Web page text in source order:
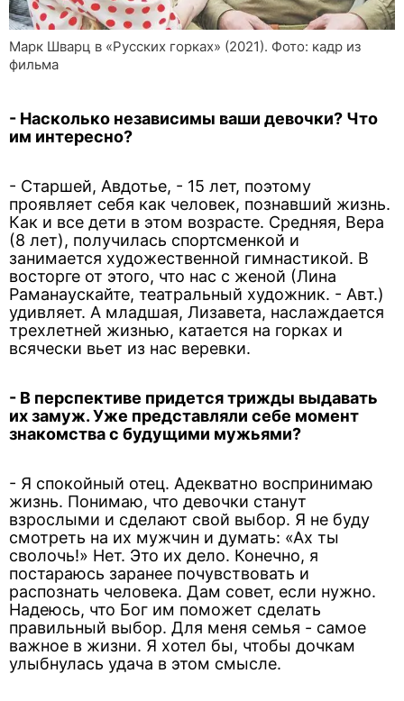
Марк Шварц в «Русских горках» (2021). Фото: кадр из
фильма
- Насколько независимы ваши девочки? Что
им интересно?
- Старшей, Авдотье, - 15 лет, поэтому
проявляет себя как человек, познавший жизнь.
Как и все дети в этом возрасте. Средняя, Вера
(8 лет), получилась спортсменкой и
занимается художественной гимнастикой. В
восторге от этого, что нас с женой (Лина
Раманаускайте, театральный художник. - Авт.)
удивляет. А младшая, Лизавета, наслаждается
трехлетней жизнью, катается на горках и
всячески вьет из нас веревки.
- В перспективе придется трижды выдавать
их замуж. Уже представляли себе момент
знакомства с будущими мужьями?
- Я спокойный отец. Адекватно воспринимаю
жизнь. Понимаю, что девочки станут
взрослыми и сделают свой выбор. Я не буду
смотреть на их мужчин и думать: «Ах ты
сволочь!» Нет. Это их дело. Конечно, я
постараюсь заранее почувствовать и
распознать человека. Дам совет, если нужно.
Надеюсь, что Бог им поможет сделать
правильный выбор. Для меня семья - самое
важное в жизни. Я хотел бы, чтобы дочкам
улыбнулась удача в этом смысле.